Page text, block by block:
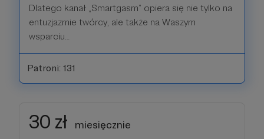
Dlatego kanał „Smartgasm” opiera się nie tylko na
entuzjazmie twórcy, ale także na Waszym
wsparciu…
Patroni: 131
30 zł miesięcznie